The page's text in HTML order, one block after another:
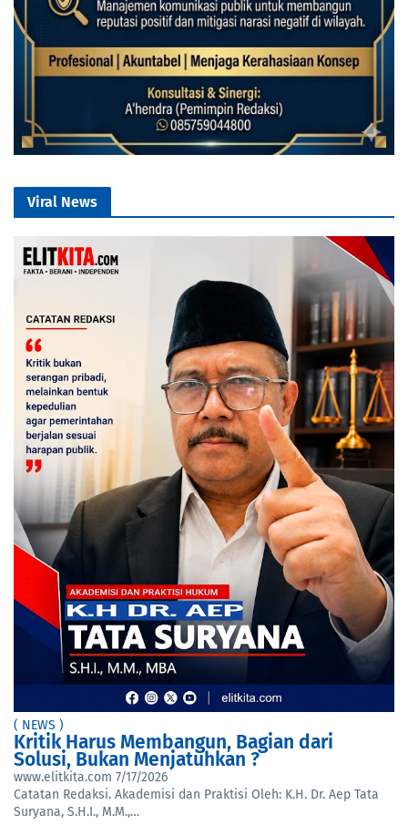
Viral News
( NEWS )
Kritik Harus Membangun, Bagian dari
Solusi, Bukan Menjatuhkan ?
www.elitkita.com 7/17/2026
Catatan Redaksi. Akademisi dan Praktisi Oleh: K.H. Dr. Aep Tata
Suryana, S.H.I., M.M.,…